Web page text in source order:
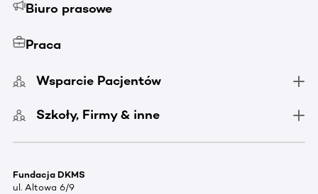
Biuro prasowe
Praca
Wsparcie Pacjentów
Szkoły, Firmy & inne
Fundacja DKMS
ul. Altowa 6/9